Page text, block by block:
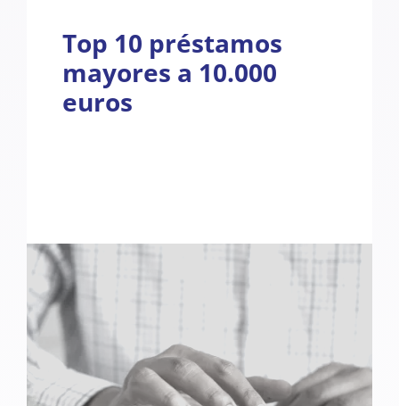
Top 10 préstamos
mayores a 10.000
euros